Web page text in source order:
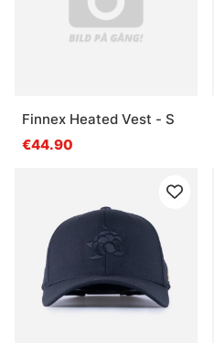
Finnex Heated Vest - S
€44.90